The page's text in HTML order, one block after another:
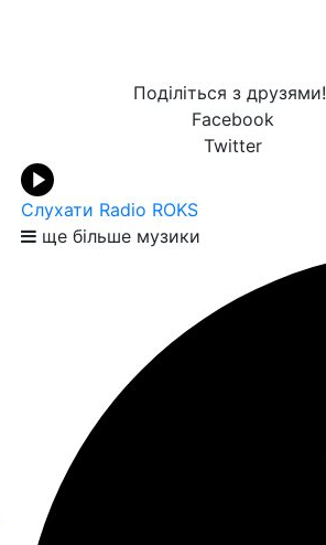
Поділіться з друзями!
Facebook
Twitter
Слухати Radio ROKS
ще більше музики